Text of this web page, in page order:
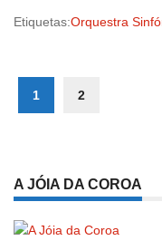
Etiquetas:Orquestra
1 2
A JÓIA DA COROA